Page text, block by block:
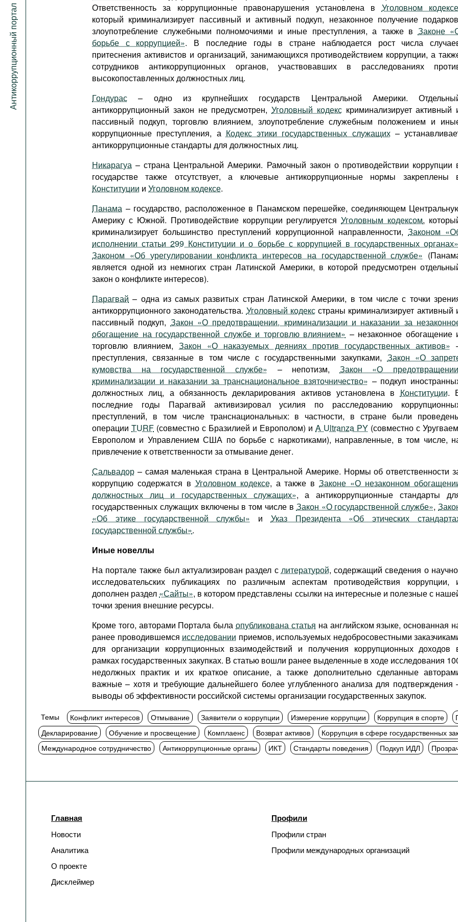
Антикоррупционный портал
Ответственность за коррупционные правонарушения установлена в Уголовном кодексе
который криминализирует пассивный и активный подкуп, незаконное получение
злоупотребление служебными полномочиями и иные преступления, а также в Законе
борьбе с коррупцией». В последние годы в стране наблюдается рост числа
притеснения активистов и организаций, занимающихся противодействием коррупции, а
сотрудников антикоррупционных органов, участвовавших в расследованиях
высокопоставленных должностных лиц.
Гондурас – одно из крупнейших государств Центральной Америки.
антикоррупционный закон не предусмотрен, Уголовный кодекскриминализирует активный
пассивный подкуп, торговлю влиянием, злоупотребление служебным положением и
коррупционные преступления, а Кодекс этики государственных служащих–
антикоррупционные стандарты для должностных лиц.
Никарагуа – страна Центральной Америки. Рамочный закон о противодействии коррупции
государстве также отсутствует, а ключевые антикоррупционные нормы закреплены
Конституции и Уголовном кодексе.
Панама – государство, расположенное в Панамском перешейке, соединяющем
Америку с Южной. Противодействие коррупции регулируетсяУголовным кодексом,
криминализирует большинство преступлений коррупционной направленности, Законом
исполнении статьи 299 Конституции и о борьбе с коррупцией в государственных органах»
Законом «Об урегулировании конфликта интересов на государственной службе»
является одной из немногих стран Латинской Америки, в которой предусмотрен
закон о конфликте интересов).
Парагвай – одна из самых развитых стран Латинской Америки, в том числе с точки
антикоррупционного законодательства. Уголовный кодексстраны криминализирует активный
пассивный подкуп, Закон «О предотвращении, криминализации и наказании за
обогащение на государственной службе и торговлю влиянием» – незаконное обогащение
торговлю влиянием,Закон «О наказуемых деяниях против государственных активов»
преступления, связанные в том числе с государственными закупками, Закон «О
кумовства на государственной службе» – непотизм, Закон «О
криминализации и наказании за транснациональное взяточничество» – подкуп
должностных лиц, а обязанность декларирования активов установлена в Конституции.
последние годы Парагвай активизировал усилия по расследованию
преступлений, в том числе транснациональных: в частности, в стране были
операции TURF (совместно с Бразилией и Европолом) и A Ultranza PY (совместно с
Европолом и Управлением США по борьбе с наркотиками), направленные, в том числе,
привлечение к ответственности за отмывание денег.
Сальвадор – самая маленькая страна в Центральной Америке. Нормы об ответственности
коррупцию содержатся в Уголовном кодексе, а также вЗаконе «О незаконном
должностных лиц и государственных служащих», а антикоррупционные стандарты
государственных служащих включены в том числе в Закон «О государственной службе»,
«Об этике государственной службы» и Указ Президента «Об этических
государственной службы».
Иные новеллы
На портале также был актуализирован раздел с литературой, содержащий сведения о
исследовательских публикациях по различным аспектам противодействия коррупции,
дополнен раздел «Сайты», в котором представлены ссылки на интересные и полезные с
точки зрения внешние ресурсы.
Кроме того, авторами Портала былаопубликована статья на английском языке, основанная
ранее проводившемся исследовании приемов, используемых недобросовестными
для организации коррупционных взаимодействий и получения коррупционных доходов
рамках государственных закупках. В статью вошли ранее выделенные в ходе исследования
недолжных практик и их краткое описание, а также дополнительно сделанные
важные – хотя и требующие дальнейшего более углубленного анализа для подтверждения
выводы об эффективности российской системы организации государственных закупок.
Темы Конфликт интересов Отмывание Заявители о коррупции Измерение коррупции Коррупция в спорте
Декларирование
Обучение и просвещение Комплаенс Возврат активов Коррупция в сфере государственных
Международное сотрудничество
Антикоррупционные органы ИКТ Стандарты поведения Подкуп ИДЛ
Главная
Новости
Аналитика
О проекте
Дисклеймер
Профили
Профили стран
Профили международных организаций